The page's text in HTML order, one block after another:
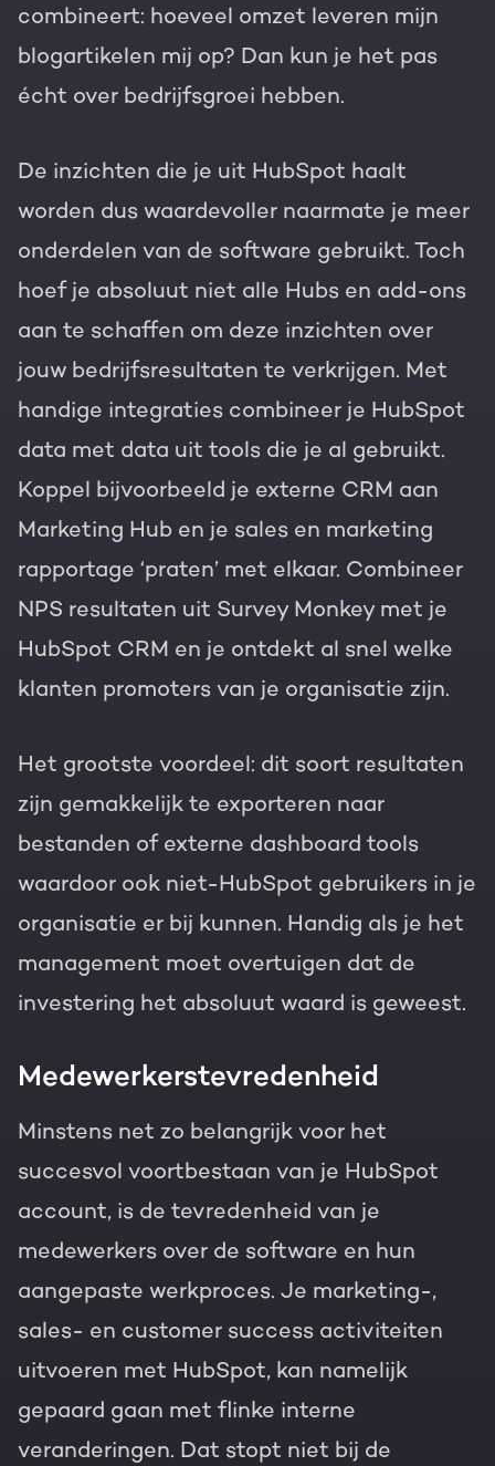
combineert: hoeveel omzet leveren mijn
blogartikelen mij op? Dan kun je het pas
écht over bedrijfsgroei hebben.
De inzichten die je uit HubSpot haalt
worden dus waardevoller naarmate je meer
onderdelen van de software gebruikt. Toch
hoef je absoluut niet alle Hubs en add-ons
aan te schaffen om deze inzichten over
jouw bedrijfsresultaten te verkrijgen. Met
handige integraties combineer je HubSpot
data met data uit tools die je al gebruikt.
Koppel bijvoorbeeld je externe CRM aan
Marketing Hub en je sales en marketing
rapportage ‘praten’ met elkaar. Combineer
NPS resultaten uit Survey Monkey met je
HubSpot CRM en je ontdekt al snel welke
klanten promoters van je organisatie zijn.
Het grootste voordeel: dit soort resultaten
zijn gemakkelijk te exporteren naar
bestanden of externe dashboard tools
waardoor ook niet-HubSpot gebruikers in je
organisatie er bij kunnen. Handig als je het
management moet overtuigen dat de
investering het absoluut waard is geweest.
Medewerkerstevredenheid
Minstens net zo belangrijk voor het
succesvol voortbestaan van je HubSpot
account, is de tevredenheid van je
medewerkers over de software en hun
aangepaste werkproces. Je marketing-,
sales- en customer success activiteiten
uitvoeren met HubSpot, kan namelijk
gepaard gaan met flinke interne
veranderingen. Dat stopt niet bij de